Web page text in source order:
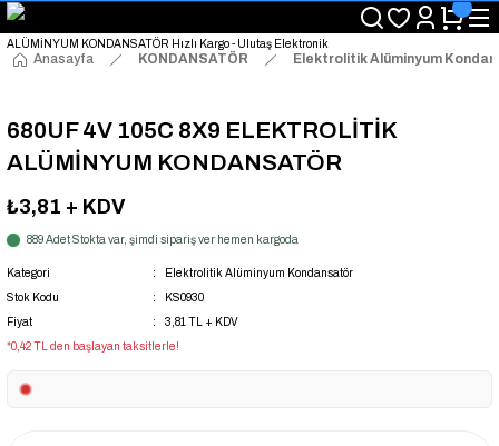
"Saat 14:00'a Kadar Verilen Siparişlerde Aynı Gün Kargo Avantajı!
"Binlerce Ürün Çeşitliliği ile Stoktan Hemen Teslim."
"Toptan Fiyatına Perakende Satış Avantajını Kaçırmayın!"
Anasayfa KONDANSATÖR Elektrolitik Alüminyum
680UF 4V 105C 8X9 ELEKTROLİTİK
ALÜMİNYUM KONDANSATÖR
₺3,81 + KDV
889 Adet Stokta var, şimdi sipariş ver hemen kargoda
Kategori
Elektrolitik Alüminyum Kondansatör
Stok Kodu
KS0930
Fiyat
3,81 TL + KDV
*0,42 TL den başlayan taksitlerle!